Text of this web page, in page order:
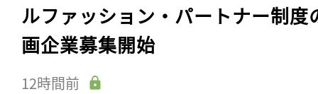
ルファッション・パートナー制度
画企業募集開始
12時間前